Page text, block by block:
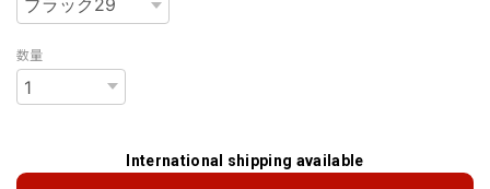
数量
International shipping available